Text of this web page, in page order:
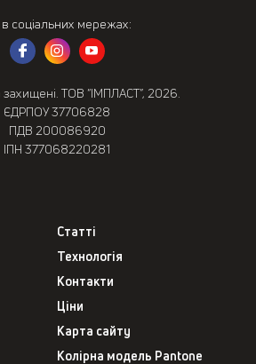
соціальних мережах:
ТОВ “ІМПЛАСТ”, 2026.
ЄДРПОУ 37706828
ПДВ 200086920
ІПН 377068220281
Статті
Технологія
Контакти
Ціни
Карта сайту
Колірна модель Pantone